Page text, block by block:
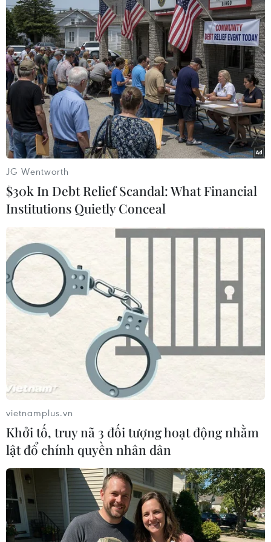
ngoại thành, 6 điểm bán hàng mở qua giao
thừa.
Ảnh chỉ mang tính minh họa. (Nguồn: ĐỨc Duy/Vietnam+)
Phương án đưa ra của các doanh nghiệp cũng
nhận được sự đánh giá cao sự ​của lãnh đạo Bộ
Công Thương khi nguồn hàng phục vụ Tết đã có
sự liên kết với các địa phương trong cả nước để
tránh đứt đoạn và đa dạng nhà cung cấp.
Tuy nhiên, ​ngoài việc tăng số lượng, Thứ trưởng
Bộ Công Thương Hồ Thị Kim Thoa cũng đề nghị
các ​nhà bán lẻ cần chú trọng hơn nữa công tác
đảm bảo chất lượng hàng hóa phục vụ Tết.
Tại buổi làm việc với Hà Nội về công tác chuẩn
bị hàng Tết diễn ra chiều nay (17/11), ​lãnh đạo
Bộ Công Thương ​​yêu cầu các cơ quan chức năng
của thành phố cần đẩy mạnh công tác kiểm tra,
kiểm soát thị trường, không để hàng kém chất
lượng, hàng vi phạm An toàn vệ sinh thực phẩm
JG Wentworth
$30k In Debt Relief Scandal: What Financial
Institutions Quietly Conceal
vietnamplus.vn
Khởi tố, truy nã 3 đối tượng hoạt động nhằm
lật đổ chính quyền nhân dân